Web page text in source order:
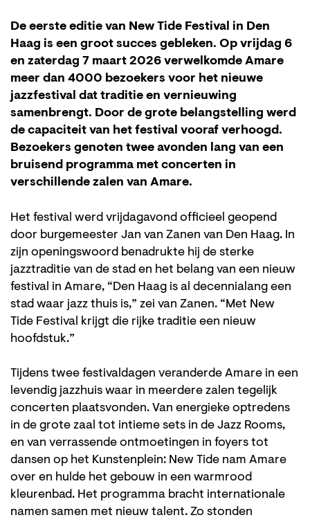
De eerste editie van New Tide Festival in Den
Haag is een groot succes gebleken. Op vrijdag 6
en zaterdag 7 maart 2026 verwelkomde Amare
meer dan 4000 bezoekers voor het nieuwe
jazzfestival dat traditie en vernieuwing
samenbrengt. Door de grote belangstelling werd
de capaciteit van het festival vooraf verhoogd.
Bezoekers genoten twee avonden lang van een
bruisend programma met concerten in
verschillende zalen van Amare.
Het festival werd vrijdagavond officieel geopend
door burgemeester Jan van Zanen van Den Haag. In
zijn openingswoord benadrukte hij de sterke
jazztraditie van de stad en het belang van een nieuw
festival in Amare, “Den Haag is al decennialang een
stad waar jazz thuis is,” zei van Zanen. “Met New
Tide Festival krijgt die rijke traditie een nieuw
hoofdstuk.”
Tijdens twee festivaldagen veranderde Amare in een
levendig jazzhuis waar in meerdere zalen tegelijk
concerten plaatsvonden. Van energieke optredens
in de grote zaal tot intieme sets in de Jazz Rooms,
en van verrassende ontmoetingen in foyers tot
dansen op het Kunstenplein: New Tide nam Amare
over en hulde het gebouw in een warmrood
kleurenbad. Het programma bracht internationale
namen samen met nieuw talent. Zo stonden